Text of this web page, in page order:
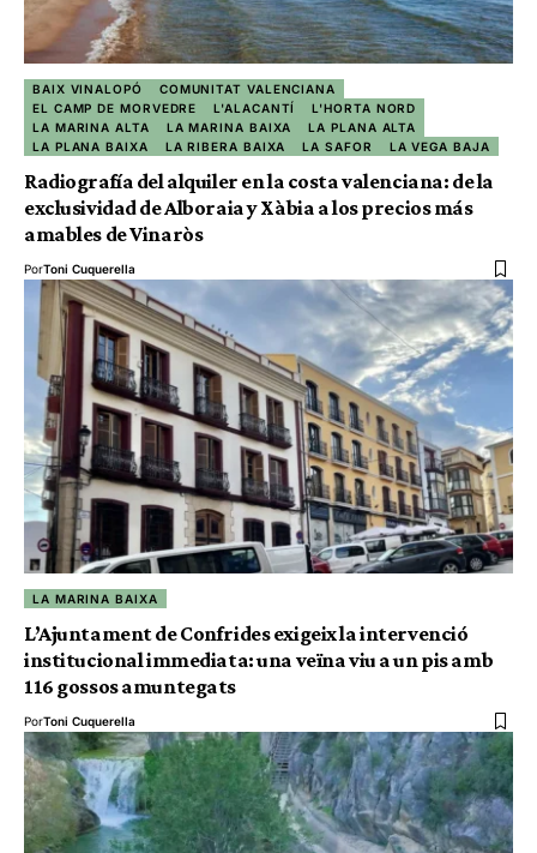
BAIX VINALOPÓ
COMUNITAT VALENCIANA
EL CAMP DE MORVEDRE
L'ALACANTÍ
L'HORTA NORD
LA MARINA ALTA
LA MARINA BAIXA
LA PLANA ALTA
LA PLANA BAIXA
LA RIBERA BAIXA LA SAFOR LA VEGA BAJA
Radiografía del alquiler en la costa valenciana: de la
exclusividad de Alboraia y Xàbia a los precios más
amables de Vinaròs
PorToni Cuquerella
LA MARINA BAIXA
L’Ajuntament de Confrides exigeix la intervenció
institucional immediata: una veïna viu a un pis amb
116 gossos amuntegats
PorToni Cuquerella